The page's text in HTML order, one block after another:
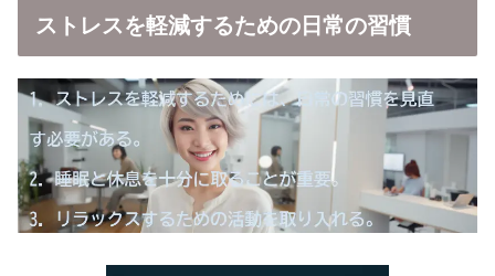
ストレスを軽減するための日常の習慣